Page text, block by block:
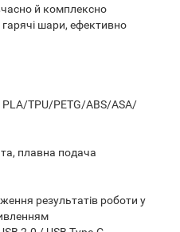
й комплексно
шари, ефективно
PLA/TPU/PETG/ABS/ASA/
плавна подача
результатів роботи у